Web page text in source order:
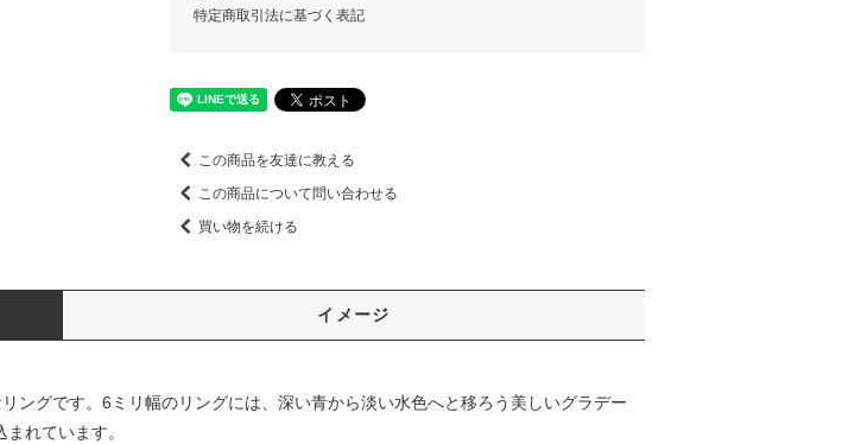
特定商取引法に基づく表記
この商品を友達に教える
この商品について問い合わせる
買い物を続ける
イメージ
ングです。6ミリ幅のリングには、深い青から淡い水色へと移ろう美しいグラデー
れています。